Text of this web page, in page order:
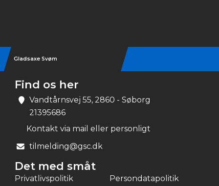
Gladsaxe Svøm
Find os her
Vandtårnsvej 55, 2860 - Søborg
21395686
Kontakt via mail eller personligt
tilmelding@gsc.dk
Det med småt
Privatlivspolitik
Persondatapolitik